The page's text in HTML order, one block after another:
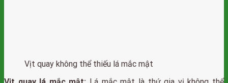
Vịt quay không thể thiếu lá mắc mật